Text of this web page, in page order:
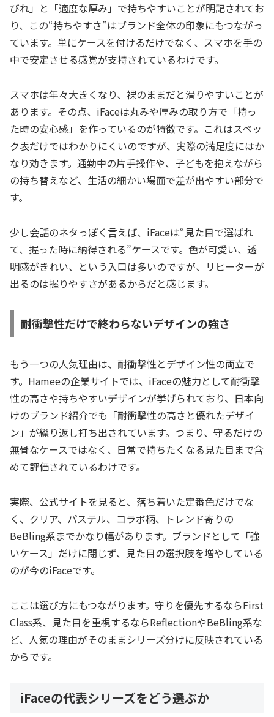
びれ」と「適度な厚み」で持ちやすいことが明記されてお
り、この“持ちやすさ”はブランド全体の印象にもつながっ
ています。単にケースを付けるだけでなく、スマホを手の
中で安定させる感覚が支持されているわけです。
スマホは年々大きくなり、裸のままだと滑りやすいことが
あります。その点、iFaceは丸みや厚みの取り方で「持っ
た時の安心感」を作っているのが特徴です。これはスペッ
ク表だけではわかりにくいのですが、実際の満足度にはか
なり効きます。通勤中の片手操作や、子どもを抱えながら
の持ち替えなど、生活の細かい場面で差が出やすい部分で
す。
少し会話のネタっぽく言えば、iFaceは“見た目で選ばれ
て、握った時に納得される”ケースです。色が可愛い、透
明感がきれい、という入口は多いのですが、リピーターが
出るのは握りやすさがあるからだと感じます。
耐衝撃性だけで終わらないデザインの強さ
もう一つの人気理由は、耐衝撃性とデザイン性の両立で
す。Hameeの企業サイトでは、iFaceの魅力として耐衝撃
性の高さや持ちやすいデザインが挙げられており、日本向
けのブランド紹介でも「耐衝撃性の高さと優れたデザイ
ン」が繰り返し打ち出されています。つまり、守るだけの
無骨なケースではなく、日常で持ちたくなる見た目まで含
めて評価されているわけです。
実際、公式サイトを見ると、落ち着いた定番色だけでな
く、クリア、パステル、コラボ柄、トレンド寄りの
BeBling系までかなり幅があります。ブランドとして「強
いケース」だけに閉じず、見た目の選択肢を増やしている
のが今のiFaceです。
ここは選び方にもつながります。守りを優先するならFirst
Class系、見た目を重視するならReflectionやBeBling系な
ど、人気の理由がそのままシリーズ分けに反映されている
からです。
iFaceの代表シリーズをどう選ぶか